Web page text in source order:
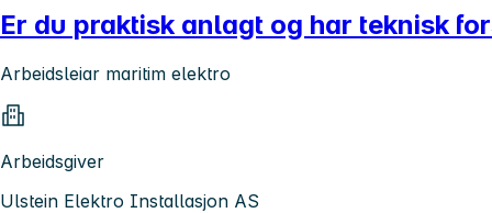
Er du praktisk anlagt og har teknisk
Arbeidsleiar maritim elektro
Arbeidsgiver
Ulstein Elektro Installasjon AS